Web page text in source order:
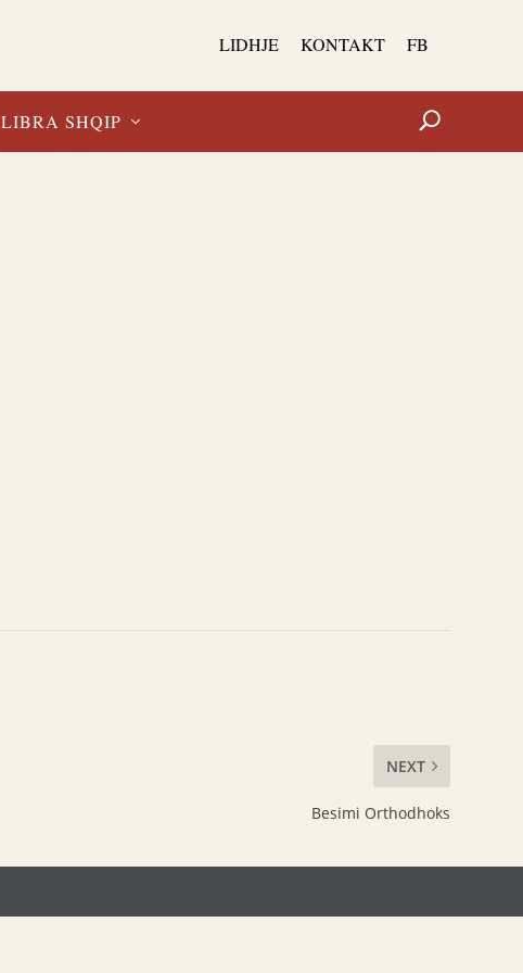
LIDHJE KONTAKT FB
LIBRA SHQIP
NEXT
Besimi Orthodhoks